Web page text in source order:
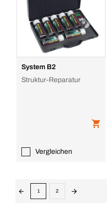
System B2
Struktur-Reparatur
Vergleichen
1 2